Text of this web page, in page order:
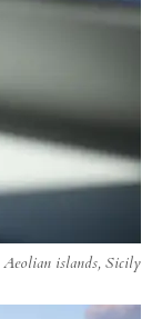
Aeolian islands, Sicily